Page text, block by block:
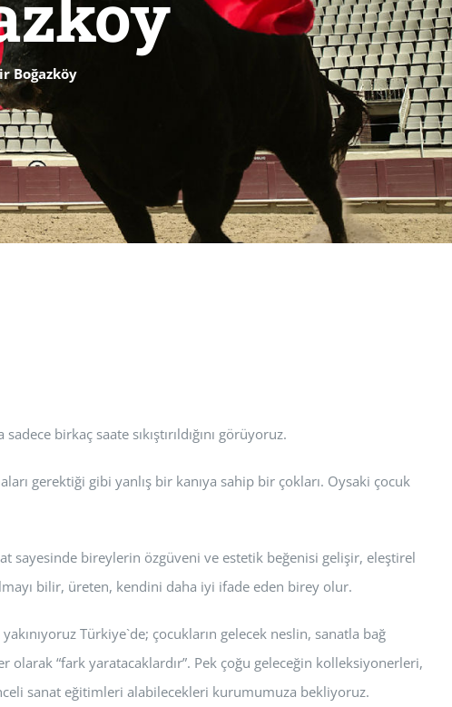
Boğazköy
birkaç saate sıkıştırıldığını görüyoruz.
gerektiği gibi yanlış bir kanıya sahip bir çokları. Oysaki çocuk
sayesinde bireylerin özgüveni ve estetik beğenisi gelişir, eleştirel
bilir, üreten, kendini daha iyi ifade eden birey olur.
Türkiye`de; çocukların gelecek neslin, sanatla bağ
“fark yaratacaklardır”. Pek çoğu geleceğin kolleksiyonerleri,
sanat eğitimleri alabilecekleri kurumumuza bekliyoruz.